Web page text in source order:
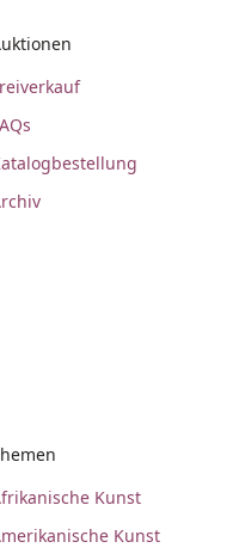
Kunst
Kunst